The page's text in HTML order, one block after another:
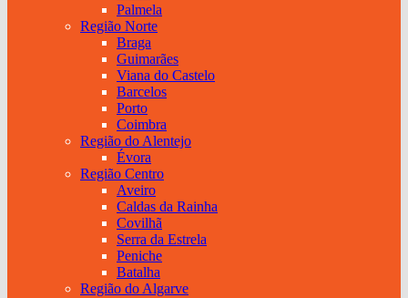
Palmela
Região Norte
Braga
Guimarães
Viana do Castelo
Barcelos
Porto
Coimbra
Região do Alentejo
Évora
Região Centro
Aveiro
Caldas da Rainha
Covilhã
Serra da Estrela
Peniche
Batalha
Região do Algarve